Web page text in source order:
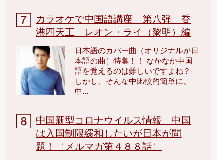
カラオケで中国語講座 第八弾 香
港四天王 レオン・ライ（黎明）編
日本語のカバー曲（オリジナルが日
本語の曲）特集！！ なかなか中国
語を覚えるのは難しいですよね？
しかし、そんな中比較的簡単に、
中...
中国新型コロナウイルス情報 中国
は入国制限緩和したいが日本が問
題！（メルマガ第４８８話）